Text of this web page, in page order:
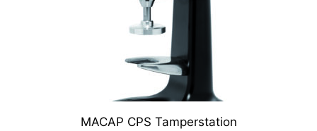
MACAP CPS Tamperstation